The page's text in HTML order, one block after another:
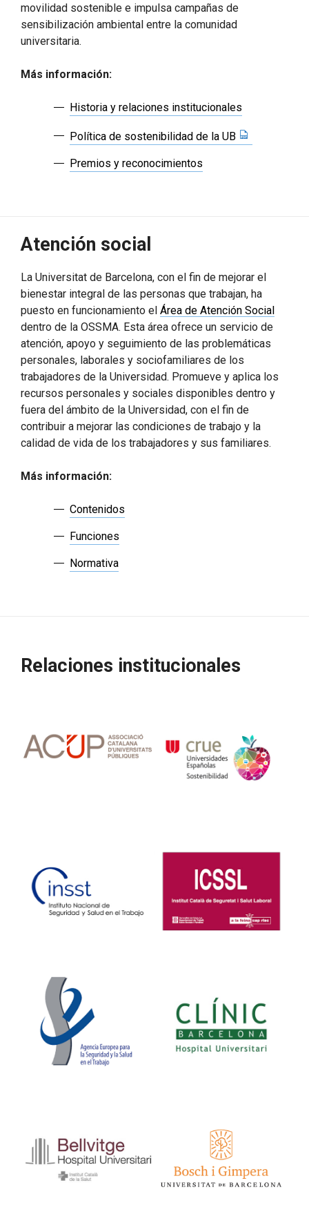
movilidad sostenible e impulsa campañas de
sensibilización ambiental entre la comunidad
universitaria.
Más información:
Historia y relaciones institucionales
Política de sostenibilidad de la UB
Premios y reconocimientos
Atención social
La Universitat de Barcelona, con el fin de mejorar el
bienestar integral de las personas que trabajan, ha
puesto en funcionamiento el Área de Atención Social
dentro de la OSSMA. Esta área ofrece un servicio de
atención, apoyo y seguimiento de las problemáticas
personales, laborales y sociofamiliares de los
trabajadores de la Universidad. Promueve y aplica los
recursos personales y sociales disponibles dentro y
fuera del ámbito de la Universidad, con el fin de
contribuir a mejorar las condiciones de trabajo y la
calidad de vida de los trabajadores y sus familiares.
Más información:
Contenidos
Funciones
Normativa
Relaciones institucionales